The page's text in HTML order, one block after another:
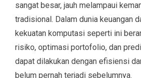
sangat besar, jauh melampaui
tradisional. Dalam dunia keuangan
kekuatan komputasi seperti ini
risiko, optimasi portofolio, dan
dapat dilakukan dengan efisiensi
belum pernah terjadi sebelumnya.